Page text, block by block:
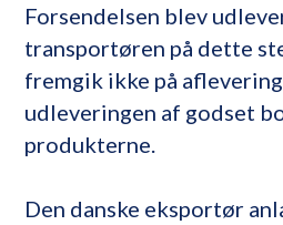
Forsendelsen blev
transportøren på dette
fremgik ikke på
udleveringen af godset
produkterne.
Den danske eksportør